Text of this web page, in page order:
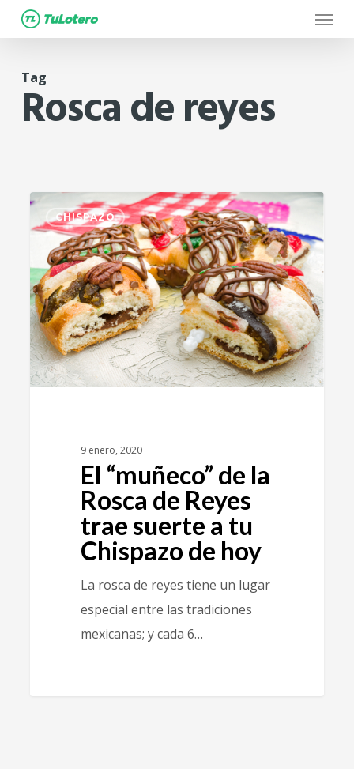
Skip
to
content
Menu
Tag
Rosca de reyes
CHISPAZO
9 enero, 2020
El “muñeco” de la
Rosca de Reyes
trae suerte a tu
Chispazo de hoy
La rosca de reyes tiene un lugar
especial entre las tradiciones
mexicanas; y cada 6…
7